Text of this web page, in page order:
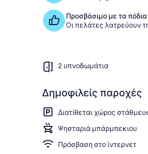
Προσβάσιμο με τα
Οι πελάτες λατρεύουν
2 υπνοδωμάτια
Δημοφιλείς παροχές
Διατίθεται χώρος
Ψησταριά μπάρμπεκιου
Πρόσβαση στο ίντερνετ